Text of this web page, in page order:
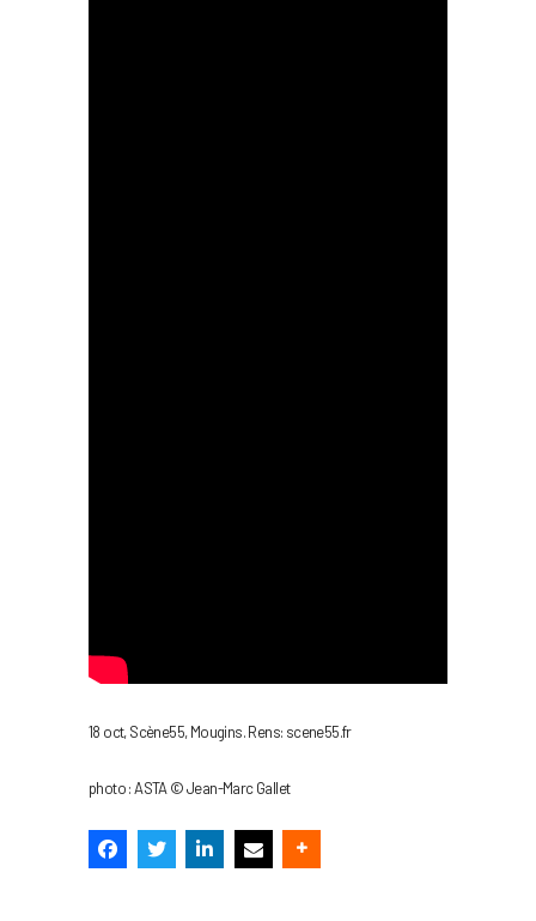
18 oct, Scène55, Mougins. Rens: scene55.fr
photo : ASTA © Jean-Marc Gallet